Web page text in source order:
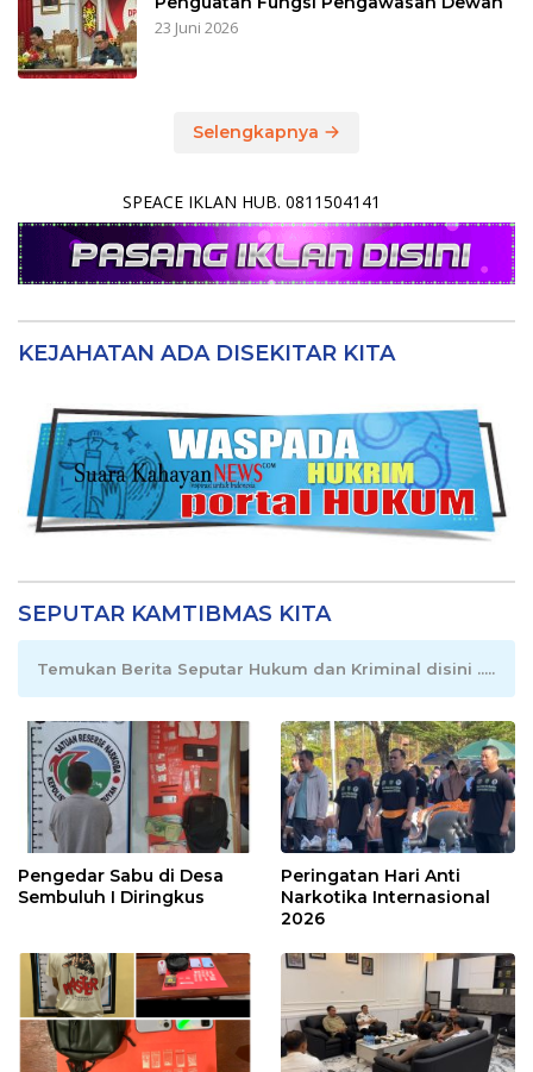
23 Juni 2026
Selengkapnya
SPEACE IKLAN HUB. 0811504141
KEJAHATAN ADA DISEKITAR KITA
SEPUTAR KAMTIBMAS KITA
Temukan Berita Seputar Hukum dan Kriminal disini .....
Pengedar Sabu di Desa
Sembuluh I Diringkus
Peringatan Hari Anti
Narkotika Internasional
2026